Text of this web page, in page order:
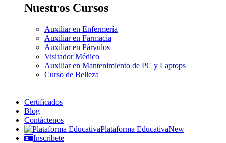
Nuestros Cursos
Auxiliar en Enfermería
Auxiliar en Farmacia
Auxiliar en Párvulos
Visitador Médico
Auxiliar en Mantenimiento de PC y Laptops
Curso de Belleza
Certificados
Blog
Contáctenos
Plataforma EducativaNew
Inscríbete